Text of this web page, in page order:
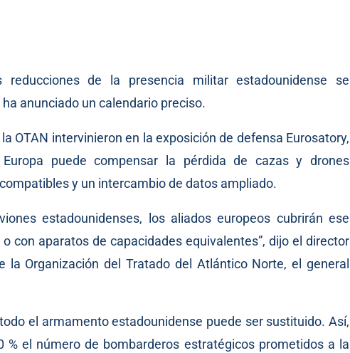
de la presencia militar estadounidense se
anunciado un calendario preciso.
OTAN intervinieron en la exposición de defensa Eurosatory,
puede compensar la pérdida de cazas y drones
y un intercambio de datos ampliado.
estadounidenses, los aliados europeos cubrirán ese
con aparatos de capacidades equivalentes”, dijo el director
la Organización del Tratado del Atlántico Norte, el general
el armamento estadounidense puede ser sustituido. Así,
% el número de bombarderos estratégicos prometidos a la